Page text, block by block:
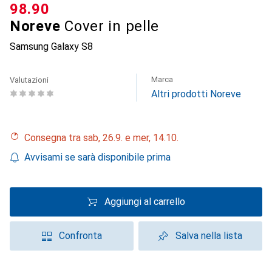
Noreve Cover in pelle
Samsung Galaxy S8
CHF
98.90
Valutazioni Marca
Altri prodotti Noreve
Consegna tra sab, 26.9. e mer, 14.10.
Avvisami se sarà disponibile prima
Aggiungi al carrello
Confronta Salva nella lista